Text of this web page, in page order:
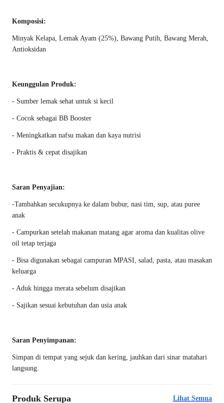
Komposisi:
Minyak Kelapa, Lemak Ayam (25%), Bawang Putih, Bawang Merah,
Antioksidan
Keunggulan Produk:
- Sumber lemak sehat untuk si kecil
- Cocok sebagai BB Booster
- Meningkatkan nafsu makan dan kaya nutrisi
- Praktis & cepat disajikan
Saran Penyajian:
-Tambahkan secukupnya ke dalam bubur, nasi tim, sup, atau puree
anak
- Campurkan setelah makanan matang agar aroma dan kualitas olive
oil tetap terjaga
- Bisa digunakan sebagai campuran MPASI, salad, pasta, atau masakan
keluarga
- Aduk hingga merata sebelum disajikan
- Sajikan sesuai kebutuhan dan usia anak
Saran Penyimpanan:
Simpan di tempat yang sejuk dan kering, jauhkan dari sinar matahari
langsung.
Produk Serupa Lihat Semua